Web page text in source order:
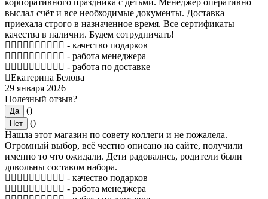
выслал счёт и все необходимые документы. Доставка
приехала строго в назначенное время. Все сертификаты
качества в наличии. Будем сотрудничать!
- качество подарков
- работа менеджера
- работа по доставке
Екатерина Белова
29 января 2026
Полезный отзыв?
Да ()
Нет
()
Нашла этот магазин по совету коллеги и не пожалела.
Огромный выбор, всё честно описано на сайте, получили
именно то что ожидали. Дети радовались, родители были
довольны составом набора.
- качество подарков
- работа менеджера